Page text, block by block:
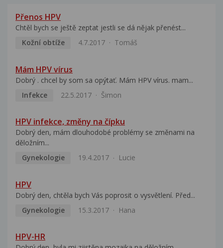
Přenos HPV
Chtěl bych se ještě zeptat jestli se dá nějak přenést...
Kožní obtíže
4.7.2017 Tomáš
Mám HPV vírus
Dobrý . chcel by som sa opýtať. Mám HPV vírus. mam...
Infekce
22.5.2017 Šimon
HPV infekce, změny na čípku
Dobrý den, mám dlouhodobé problémy se změnami na
děložním...
Gynekologie
19.4.2017 Lucie
HPV
Dobrý den, chtěla bych Vás poprosit o vysvětlení. Před...
Gynekologie
15.3.2017 Hana
HPV-HR